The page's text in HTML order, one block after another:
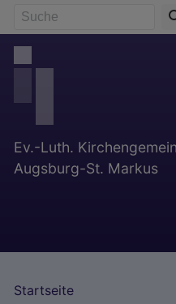
Direkt
Inhalt
Ev.-Luth.
Augsburg-St. Markus
Startseite